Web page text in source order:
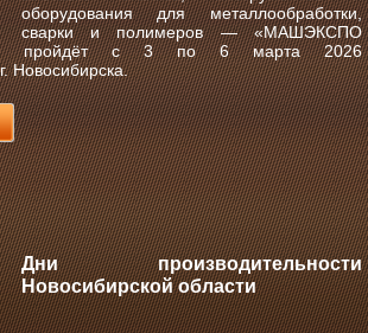
оборудования для металлообработки,
сварки и полимеров —«МАШЭКСПО
пройдёт с3 по 6 марта 2026
Новосибирска.
Дни производительности
Новосибирской области